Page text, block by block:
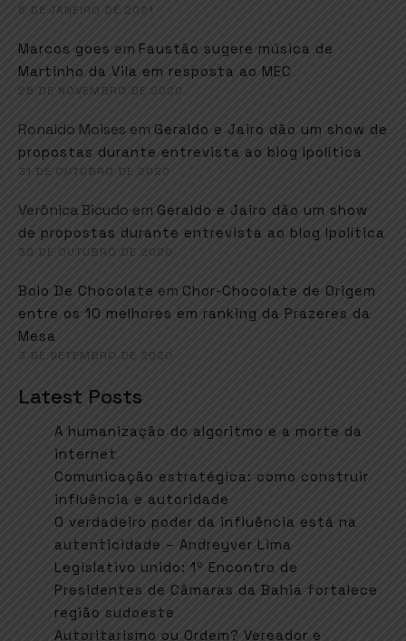
6 DE JANEIRO DE 2021
Marcos goes em Faustão sugere música de
Martinho da Vila em resposta ao MEC
26 DE NOVEMBRO DE 2020
Ronaldo Moises em Geraldo e Jairo dão um show de
propostas durante entrevista ao blog Ipolítica
31 DE OUTUBRO DE 2020
Verônica Bicudo em Geraldo e Jairo dão um show
de propostas durante entrevista ao blog Ipolítica
30 DE OUTUBRO DE 2020
Bolo De Chocolate em Chor-Chocolate de Origem
entre os 10 melhores em ranking da Prazeres da
Mesa
3 DE SETEMBRO DE 2020
Latest Posts
A humanização do algoritmo e a morte da
internet
Comunicação estratégica: como construir
influência e autoridade
O verdadeiro poder da influência está na
autenticidade – Andreyver Lima
Legislativo unido: 1º Encontro de
Presidentes de Câmaras da Bahia fortalece
região sudoeste
Autoritarismo ou Ordem? Vereador e